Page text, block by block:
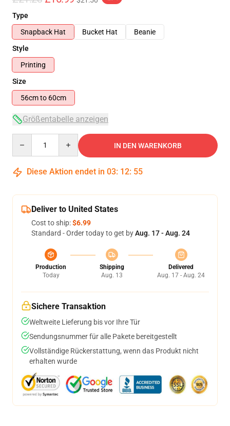
Type
Snapback Hat
Bucket Hat
Beanie
Style
Printing
Size
56cm to 60cm
Größentabelle anzeigen
IN DEN WARENKORB
Diese Aktion endet in 03: 12: 54
Deliver to United States
Cost to ship:$6.99
Standard - Order today to get byAug. 17 - Aug. 24
Production
Today
Shipping
Aug. 13
Delivered
Aug. 17 - Aug. 24
Sichere Transaktion
Weltweite Lieferung bis vor Ihre Tür
Sendungsnummer für alle Pakete bereitgestellt
Vollständige Rückerstattung, wenn das Produkt nicht
erhalten wurde